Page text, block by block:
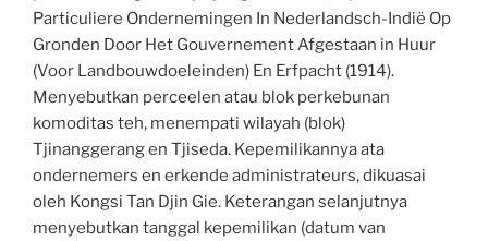
Particuliere Ondernemingen In Nederlandsch-Indië Op
Gronden Door Het Gouvernement Afgestaan in Huur
(Voor Landbouwdoeleinden) En Erfpacht (1914).
Menyebutkan perceelen atau blok perkebunan
komoditas teh, menempati wilayah (blok)
Tjinanggerang en Tjiseda. Kepemilikannya ata
ondernemers en erkende administrateurs, dikuasai
oleh Kongsi Tan Djin Gie. Keterangan selanjutnya
menyebutkan tanggal kepemilikan (datum van